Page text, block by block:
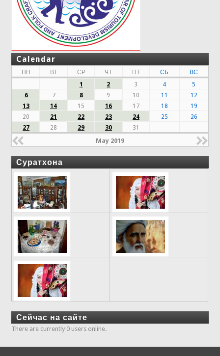
Calendar
ПН ВТ СР ЧТ ПТ СБ
ВС
1
2 3 4
5
6
7 8 9 10 11
12
13
14 15 16 17 18
19
20
21 22 23 24 25
26
27
28 29 30 31
May 2019
Суратхона
Сейчас на сайте
There are currently 0 users online.